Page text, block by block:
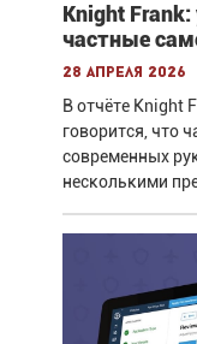
Knight
частные
28 апреля 2026
В отчёте Knight
говорится, что
современных
несколькими